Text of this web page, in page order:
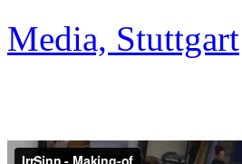
Media, Stuttgart